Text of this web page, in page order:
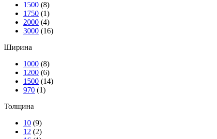
1500 (8)
1750 (1)
2000 (4)
3000 (16)
Ширина
1000 (8)
1200 (6)
1500 (14)
970 (1)
Толщина
10 (9)
12 (2)